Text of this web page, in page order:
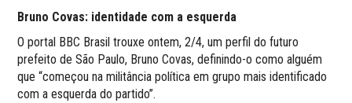
Bruno Covas: identidade com a esquerda
O portal BBC Brasil trouxe ontem, 2/4, um perfil do futuro
prefeito de São Paulo, Bruno Covas, definindo-o como alguém
que “começou na militância política em grupo mais identificado
com a esquerda do partido”.